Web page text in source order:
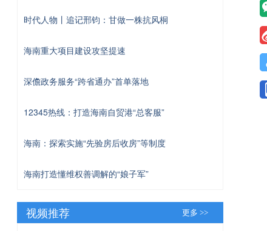
时代人物丨追记邢钧：甘做一株抗风桐
海南重大项目建设攻坚提速
深儋政务服务“跨省通办”首单落地
12345热线：打造海南自贸港“总客服”
海南：探索实施“先验房后收房”等制度
海南打造懂维权善调解的“娘子军”
视频推荐 更多 >>